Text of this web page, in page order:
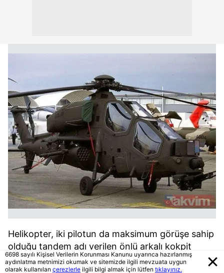
Helikopter, iki pilotun da maksimum görüşe sahip
olduğu tandem adı verilen önlü arkalı kokpit
dizaynıyla dikkati çekiyor. Yüksek manevra
6698 sayılı Kişisel Verilerin Korunması Kanunu uyarınca hazırlanmış
aydınlatma metnimizi okumak ve sitemizde ilgili mevzuata uygun
olarak kullanılan çerezlerle ilgili bilgi almak için lütfen tıklayınız.